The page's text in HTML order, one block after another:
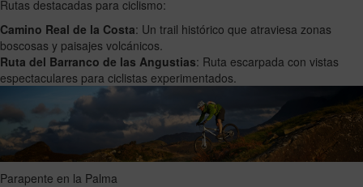
Rutas destacadas para ciclismo:
Camino Real de la Costa: Un trail histórico que atraviesa zonas
boscosas y paisajes volcánicos.
Ruta del Barranco de las Angustias: Ruta escarpada con vistas
espectaculares para ciclistas experimentados.
Parapente en la Palma